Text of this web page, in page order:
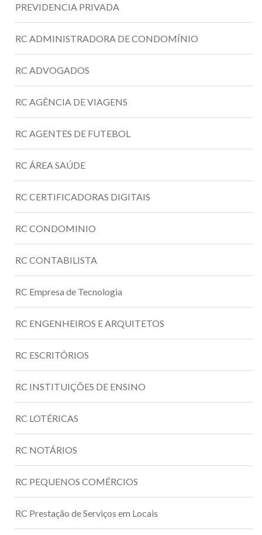
PREVIDENCIA PRIVADA
RC ADMINISTRADORA DE CONDOMÍNIO
RC ADVOGADOS
RC AGÊNCIA DE VIAGENS
RC AGENTES DE FUTEBOL
RC ÁREA SAÚDE
RC CERTIFICADORAS DIGITAIS
RC CONDOMINIO
RC CONTABILISTA
RC Empresa de Tecnologia
RC ENGENHEIROS E ARQUITETOS
RC ESCRITÓRIOS
RC INSTITUIÇÕES DE ENSINO
RC LOTÉRICAS
RC NOTÁRIOS
RC PEQUENOS COMÉRCIOS
RC Prestação de Serviços em Locais